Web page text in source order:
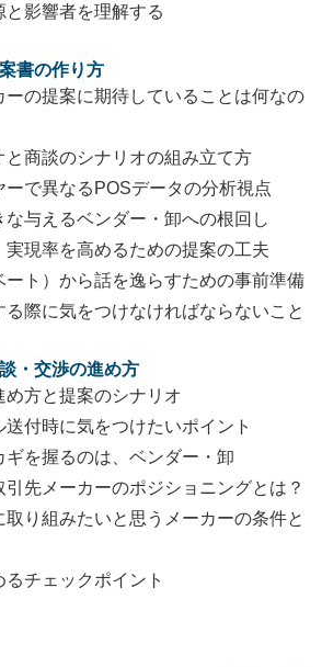
と影響者を理解する
書の作り方
ーの提案に期待していることは何なの
と商談のシナリオの組み立て方
ーで異なるPOSデータの分析視点
な与えるベンダー・卸への根回し
実現率を高めるための提案の工夫
ート）から話を逸らすための事前準備
る際に気をつけなければならないこと
・交渉の進め方
め方と提案のシナリオ
送付時に気をつけたいポイント
ギを握るのは、ベンダー・卸
引先メーカーのポジショニングとは？
取り組みたいと思うメーカーの条件と
るチェックポイント